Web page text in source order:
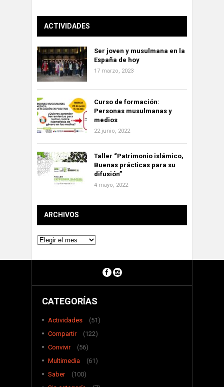
ACTIVIDADES
Ser joven y musulmana en la
España de hoy
17 marzo, 2023
Curso de formación:
Personas musulmanas y
medios
22 junio, 2022
Taller “Patrimonio islámico,
Buenas prácticas para su
difusión”
4 mayo, 2022
ARCHIVOS
Archivos
CATEGORÍAS
Actividades
(51)
Compartir
(122)
Convivir
(56)
Multimedia
(61)
Saber
(100)